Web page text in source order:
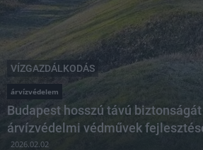
VÍZGAZDÁLKODÁS
árvízvédelem
Budapest hosszú távú
árvízvédelmi védművek
2026.02.02